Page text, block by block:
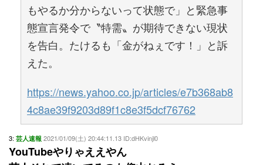
もやるか分からないって状態で」と緊急事
態宣言発令で〝特需〟が期待できない現状
を告白。たけるも「金がねぇです！」と訴
えた。
https://news.yahoo.co.jp/articles/e7b368ab8
4c8ae39f9203d89f1c8e3f5dcf76762
3: 芸人速報 2021/01/09(土) 20:44:11.13 ID:dHKvinjl0
YouTubeやりゃええやん